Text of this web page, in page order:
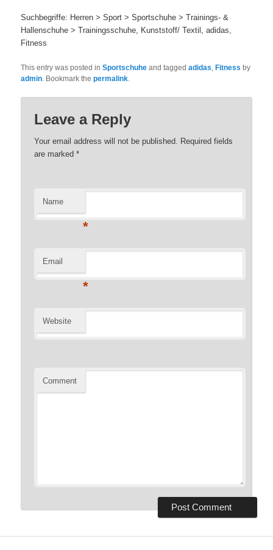
Suchbegriffe: Herren > Sport > Sportschuhe > Trainings- &
Hallenschuhe > Trainingsschuhe, Kunststoff/ Textil, adidas,
Fitness
This entry was posted inSportschuhe and taggedadidas,Fitness by
admin. Bookmark thepermalink.
Leave a Reply
Your email address will not be published. Required fields
are marked*
Name
*
Email
*
Website
Comment